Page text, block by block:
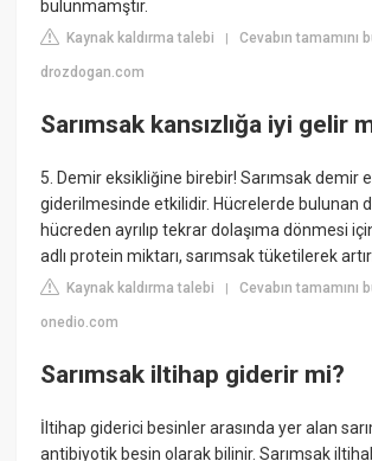
bulunmamştır.
Kaynak kaldırma talebi |Cevabın tamamını
drozdogan.com
Sarımsak kansızlığa iyi gelir
5. Demir eksikliğine birebir! Sarımsak demir
giderilmesinde etkilidir. Hücrelerde bulunan
hücreden ayrılıp tekrar dolaşıma dönmesi
adlı protein miktarı, sarımsak tüketilerek
Kaynak kaldırma talebi |Cevabın tamamını
onedio.com
Sarımsak iltihap giderir mi?
İltihap giderici besinler arasında yer alan
antibiyotik besin olarak bilinir. Sarımsak